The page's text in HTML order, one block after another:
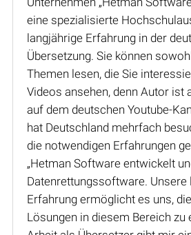
eine spezialisierte
langjährige Erfahrung in der
Übersetzung. Sie können
Themen lesen, die Sie
Videos ansehen, denn Autor ist
auf dem deutschen Youtube-
hat Deutschland mehrfach
die notwendigen Erfahrungen
„Hetman Software entwickelt
Datenrettungssoftware. Unsere
Erfahrung ermöglicht es uns,
Lösungen in diesem Bereich zu